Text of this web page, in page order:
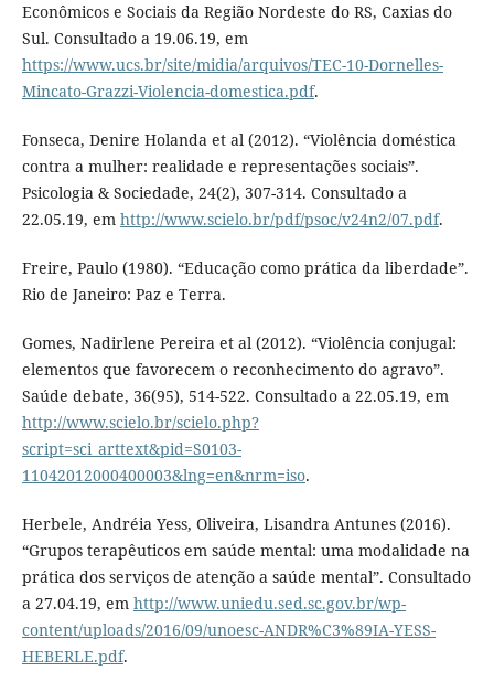
Econômicos e Sociais da Região Nordeste do RS, Caxias do
Sul. Consultado a 19.06.19, em
https://www.ucs.br/site/midia/arquivos/TEC-10-Dornelles-
Mincato-Grazzi-Violencia-domestica.pdf.
Fonseca, Denire Holanda et al (2012). “Violência doméstica
contra a mulher: realidade e representações sociais”.
Psicologia & Sociedade, 24(2), 307-314. Consultado a
22.05.19, em http://www.scielo.br/pdf/psoc/v24n2/07.pdf.
Freire, Paulo (1980). “Educação como prática da liberdade”.
Rio de Janeiro: Paz e Terra.
Gomes, Nadirlene Pereira et al (2012). “Violência conjugal:
elementos que favorecem o reconhecimento do agravo”.
Saúde debate, 36(95), 514-522. Consultado a 22.05.19, em
http://www.scielo.br/scielo.php?
script=sci_arttext&pid=S0103-
11042012000400003&lng=en&nrm=iso.
Herbele, Andréia Yess, Oliveira, Lisandra Antunes (2016).
“Grupos terapêuticos em saúde mental: uma modalidade na
prática dos serviços de atenção a saúde mental”. Consultado
a 27.04.19, em http://www.uniedu.sed.sc.gov.br/wp-
content/uploads/2016/09/unoesc-ANDR%C3%89IA-YESS-
HEBERLE.pdf.